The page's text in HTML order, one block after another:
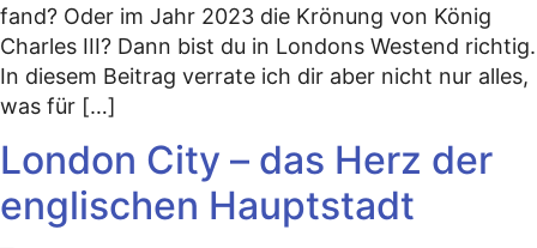
fand? Oder im Jahr 2023 die Krönung von König
Charles III? Dann bist du in Londons Westend richtig.
In diesem Beitrag verrate ich dir aber nicht nur alles,
was für […]
London City – das Herz der
englischen Hauptstadt